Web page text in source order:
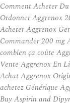
Comment Acheter
Ordonner Aggrenox
Acheter Aggrenox
Commander 200 mg
combien ça coûte
Vente Aggrenox En
Achat Aggrenox
achetez Générique
Buy Aspirin and